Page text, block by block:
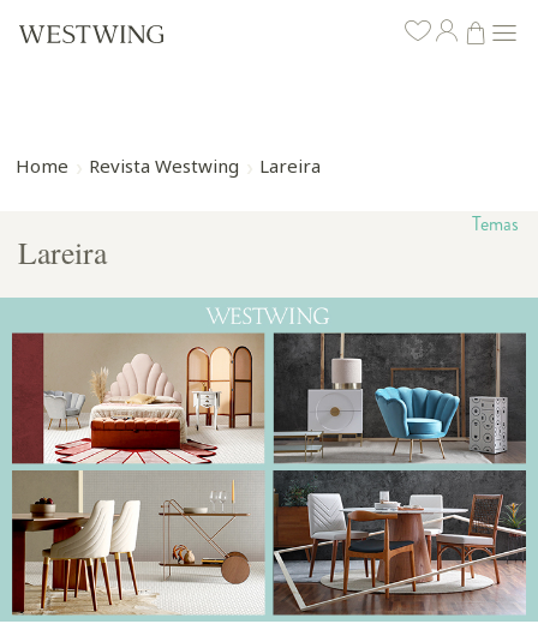
Home Revista Westwing Lareira
Temas
Lareira